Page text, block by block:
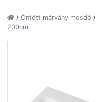
/ Öntött márvány mosdó /
200cm